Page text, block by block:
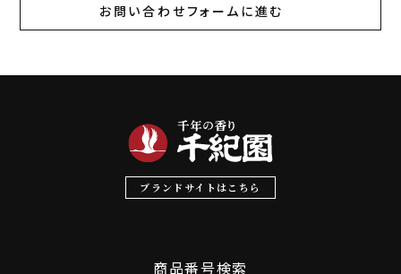
お問い合わせフォームに進む
ブランドサイトはこちら
商品番号検索